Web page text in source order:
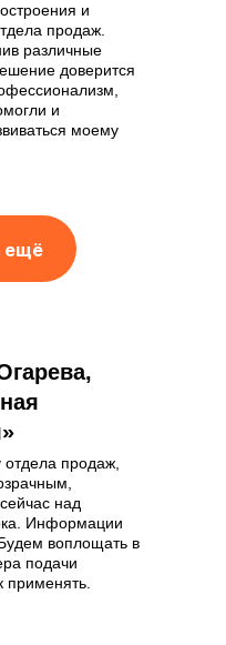
и
продаж.
различные
доверится
и
моему
ещё
продаж,
над
Информации
воплощать в
подачи